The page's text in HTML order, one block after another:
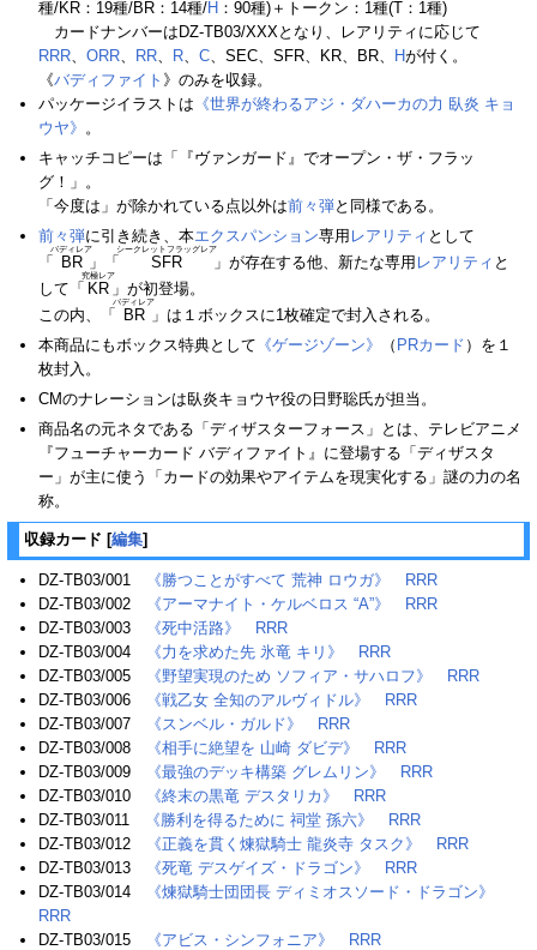
種/KR：19種/BR：14種/H ：90種)＋トークン：1種(T：1種)
カードナンバーはDZ-TB03/XXXとなり、レアリティに応じて
RRR、 ORR、 RR、 R、 C、SEC、SFR、KR、BR、 Hが付く。
《バディファイト 》のみを収録。
パッケージイラストは 《世界が終わるアジ・ダハーカの力 臥炎 キョ
ウヤ》 。
キャッチコピーは「『ヴァンガード』でオープン・ザ・フラッ
グ！」。
「今度は」が除かれている点以外は前々弾と同様である。
前々弾に引き続き、本エクスパンション専用 レアリティ として
「
BR
バディレア
」「 SFR
シークレットフラッグレア
」が存在する他、新たな専用 レアリティ と
して「 KR
究極レア
」が初登場。
この内、「
BR
バディレア
」は１ボックスに1枚確定で封入される。
本商品にもボックス特典として 《ゲージゾーン》 （ PRカード ）を１
枚封入。
CMのナレーションは臥炎キョウヤ役の日野聡氏が担当。
商品名の元ネタである「ディザスターフォース」とは、テレビアニメ
『フューチャーカード バディファイト』に登場する「ディザスタ
ー」が主に使う「カードの効果やアイテムを現実化する」謎の力の名
称。
収録カード [編集]
DZ-TB03/001 《勝つことがすべて 荒神 ロウガ》
RRR
DZ-TB03/002
《アーマナイト・ケルベロス “A”》
RRR
DZ-TB03/003
《死中活路》
RRR
DZ-TB03/004
《力を求めた先 氷竜 キリ》
RRR
DZ-TB03/005
《野望実現のため ソフィア・サハロフ》
RRR
DZ-TB03/006
《戦乙女 全知のアルヴィドル》
RRR
DZ-TB03/007
《スンベル・ガルド》
RRR
DZ-TB03/008
《相手に絶望を 山崎 ダビデ》
RRR
DZ-TB03/009
《最強のデッキ構築 グレムリン》
RRR
DZ-TB03/010
《終末の黒竜 デスタリカ》
RRR
DZ-TB03/011
《勝利を得るために 祠堂 孫六》
RRR
DZ-TB03/012
《正義を貫く煉獄騎士 龍炎寺 タスク》
RRR
DZ-TB03/013
《死竜 デスゲイズ・ドラゴン》
RRR
DZ-TB03/014
《煉獄騎士団団長 ディミオスソード・ドラゴン》
RRR
DZ-TB03/015
《アビス・シンフォニア》
RRR